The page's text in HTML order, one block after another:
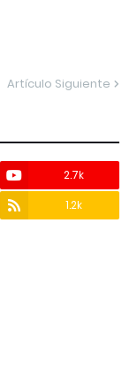
Artículo Siguiente
2.7k
1.2k